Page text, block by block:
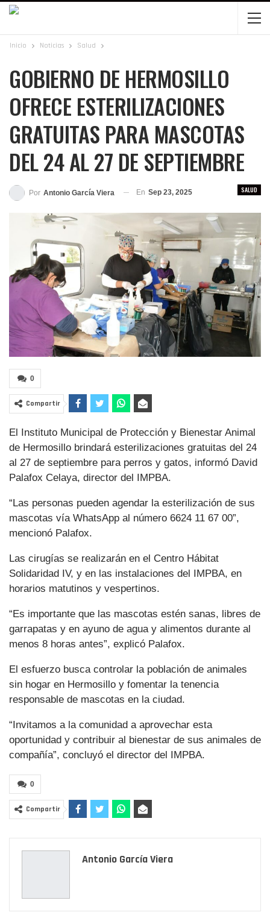
Inicio Noticias Salud
GOBIERNO DE HERMOSILLO
OFRECE ESTERILIZACIONES
GRATUITAS PARA MASCOTAS
DEL 24 AL 27 DE SEPTIEMBRE
SALUD
Por Antonio García Viera En Sep 23, 2025
0
Compartir
El Instituto Municipal de Protección y Bienestar Animal
de Hermosillo brindará esterilizaciones gratuitas del 24
al 27 de septiembre para perros y gatos, informó David
Palafox Celaya, director del IMPBA.
“Las personas pueden agendar la esterilización de sus
mascotas vía WhatsApp al número 6624 11 67 00”,
mencionó Palafox.
Las cirugías se realizarán en el Centro Hábitat
Solidaridad IV, y en las instalaciones del IMPBA, en
horarios matutinos y vespertinos.
“Es importante que las mascotas estén sanas, libres de
garrapatas y en ayuno de agua y alimentos durante al
menos 8 horas antes”, explicó Palafox.
El esfuerzo busca controlar la población de animales
sin hogar en Hermosillo y fomentar la tenencia
responsable de mascotas en la ciudad.
“Invitamos a la comunidad a aprovechar esta
oportunidad y contribuir al bienestar de sus animales de
compañía”, concluyó el director del IMPBA.
0
Compartir
Antonio García Viera